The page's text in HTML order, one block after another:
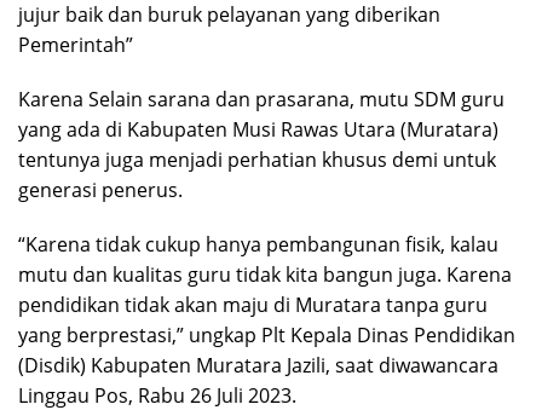
jujur baik dan buruk pelayanan yang diberikan
Pemerintah”
Karena Selain sarana dan prasarana, mutu SDM guru
yang ada di Kabupaten Musi Rawas Utara (Muratara)
tentunya juga menjadi perhatian khusus demi untuk
generasi penerus.
“Karena tidak cukup hanya pembangunan fisik, kalau
mutu dan kualitas guru tidak kita bangun juga. Karena
pendidikan tidak akan maju di Muratara tanpa guru
yang berprestasi,” ungkap Plt Kepala Dinas Pendidikan
(Disdik) Kabupaten Muratara Jazili, saat diwawancara
Linggau Pos, Rabu 26 Juli 2023.